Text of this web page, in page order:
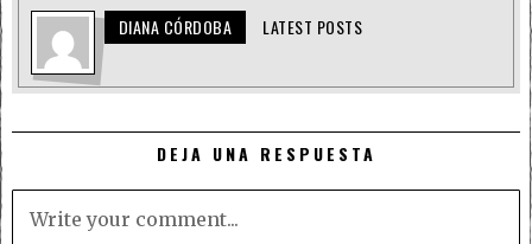
DIANA CÓRDOBA LATEST POSTS
DEJA UNA RESPUESTA